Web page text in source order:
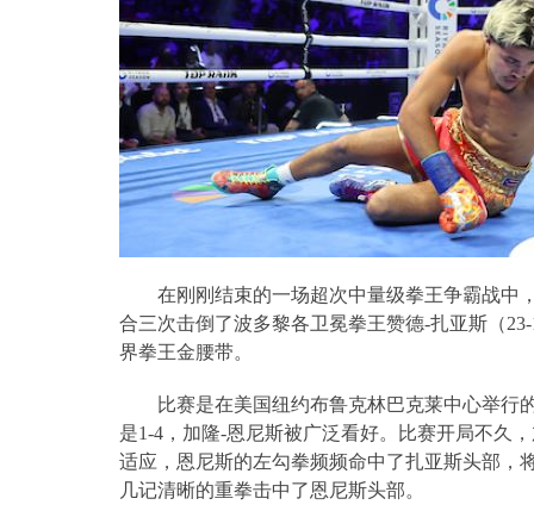
在刚刚结束的一场超次中量级拳王争霸战中
合三次击倒了波多黎各卫冕拳王赞德-扎亚斯（
界拳王金腰带。
比赛是在美国纽约布鲁克林巴克莱中心举行
是1-4 ，加隆-恩尼斯被广泛看好。比赛开局不久
适应，恩尼斯的左勾拳频频命中了扎亚斯头部，
几记清晰的重拳击中了恩尼斯头部。